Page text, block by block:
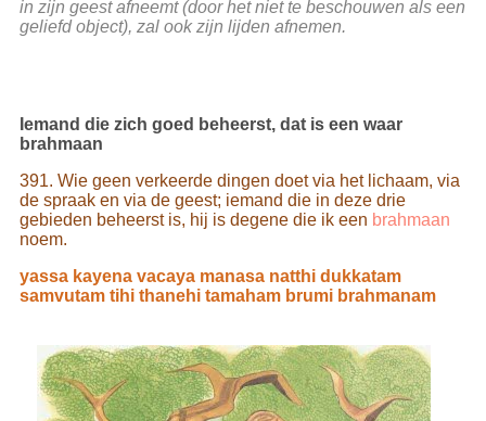
in zijn geest afneemt (door het niet te beschouwen als een
geliefd object), zal ook zijn lijden afnemen.
Iemand die zich goed beheerst, dat is een waar
brahmaan
391. Wie geen verkeerde dingen doet via het lichaam, via
de spraak en via de geest; iemand die in deze drie
gebieden beheerst is, hij is degene die ik een brahmaan
noem.
yassa kayena vacaya manasa natthi dukkatam
samvutam tihi thanehi tamaham brumi brahmanam